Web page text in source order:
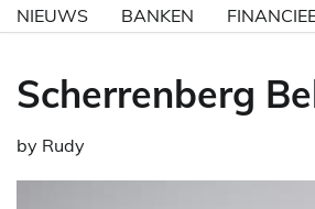
NIEUWS BANKEN
Scherrenberg
by Rudy